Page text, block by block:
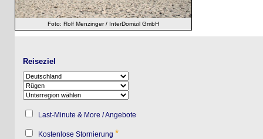
Foto: Rolf Menzinger / InterDomizil GmbH
Reiseziel
Last-Minute & More / Angebote
Kostenlose Stornierung*